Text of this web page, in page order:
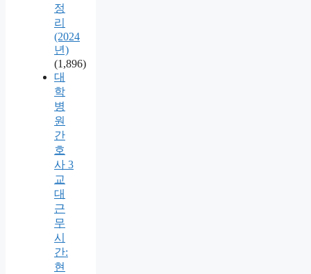
정
리
(2024
년)
(1,896)
대
학
병
원
간
호
사 3
교
대
근
무
시
간:
현